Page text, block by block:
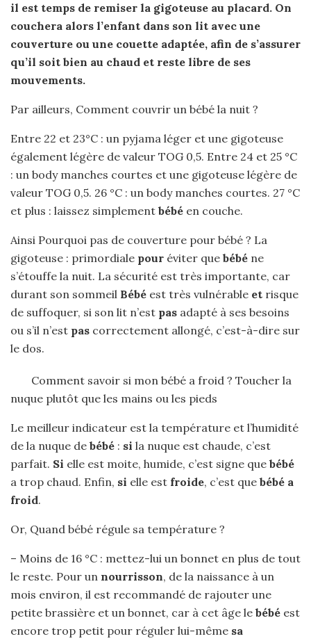
il est temps de remiser la gigoteuse au placard. On
couchera alors l’enfant dans son lit avec une
couverture ou une couette adaptée, afin de s’assurer
qu’il soit bien au chaud et reste libre de ses
mouvements.
Par ailleurs, Comment couvrir un bébé la nuit ?
Entre 22 et 23°C : un pyjama léger et une gigoteuse
également légère de valeur TOG 0,5. Entre 24 et 25 °C
: un body manches courtes et une gigoteuse légère de
valeur TOG 0,5. 26 °C : un body manches courtes. 27 °C
et plus : laissez simplement bébé en couche.
Ainsi Pourquoi pas de couverture pour bébé ? La
gigoteuse : primordiale pour éviter que bébé ne
s’étouffe la nuit. La sécurité est très importante, car
durant son sommeil Bébé est très vulnérable et risque
de suffoquer, si son lit n’est pas adapté à ses besoins
ou s’il n’est pas correctement allongé, c’est-à-dire sur
le dos.
Comment savoir si mon bébé a froid ? Toucher la
nuque plutôt que les mains ou les pieds
Le meilleur indicateur est la température et l’humidité
de la nuque de bébé : si la nuque est chaude, c’est
parfait. Si elle est moite, humide, c’est signe que bébé
a trop chaud. Enfin, si elle est froide, c’est que bébé a
froid.
Or, Quand bébé régule sa température ?
– Moins de 16 °C : mettez-lui un bonnet en plus de tout
le reste. Pour un nourrisson, de la naissance à un
mois environ, il est recommandé de rajouter une
petite brassière et un bonnet, car à cet âge le bébé est
encore trop petit pour réguler lui-même sa